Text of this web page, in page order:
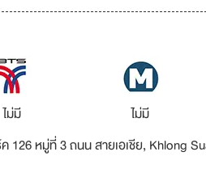
ไม่มี ไม่มี
126 หมู่ที่ 3 ถนน สายเอเชีย, Khlong